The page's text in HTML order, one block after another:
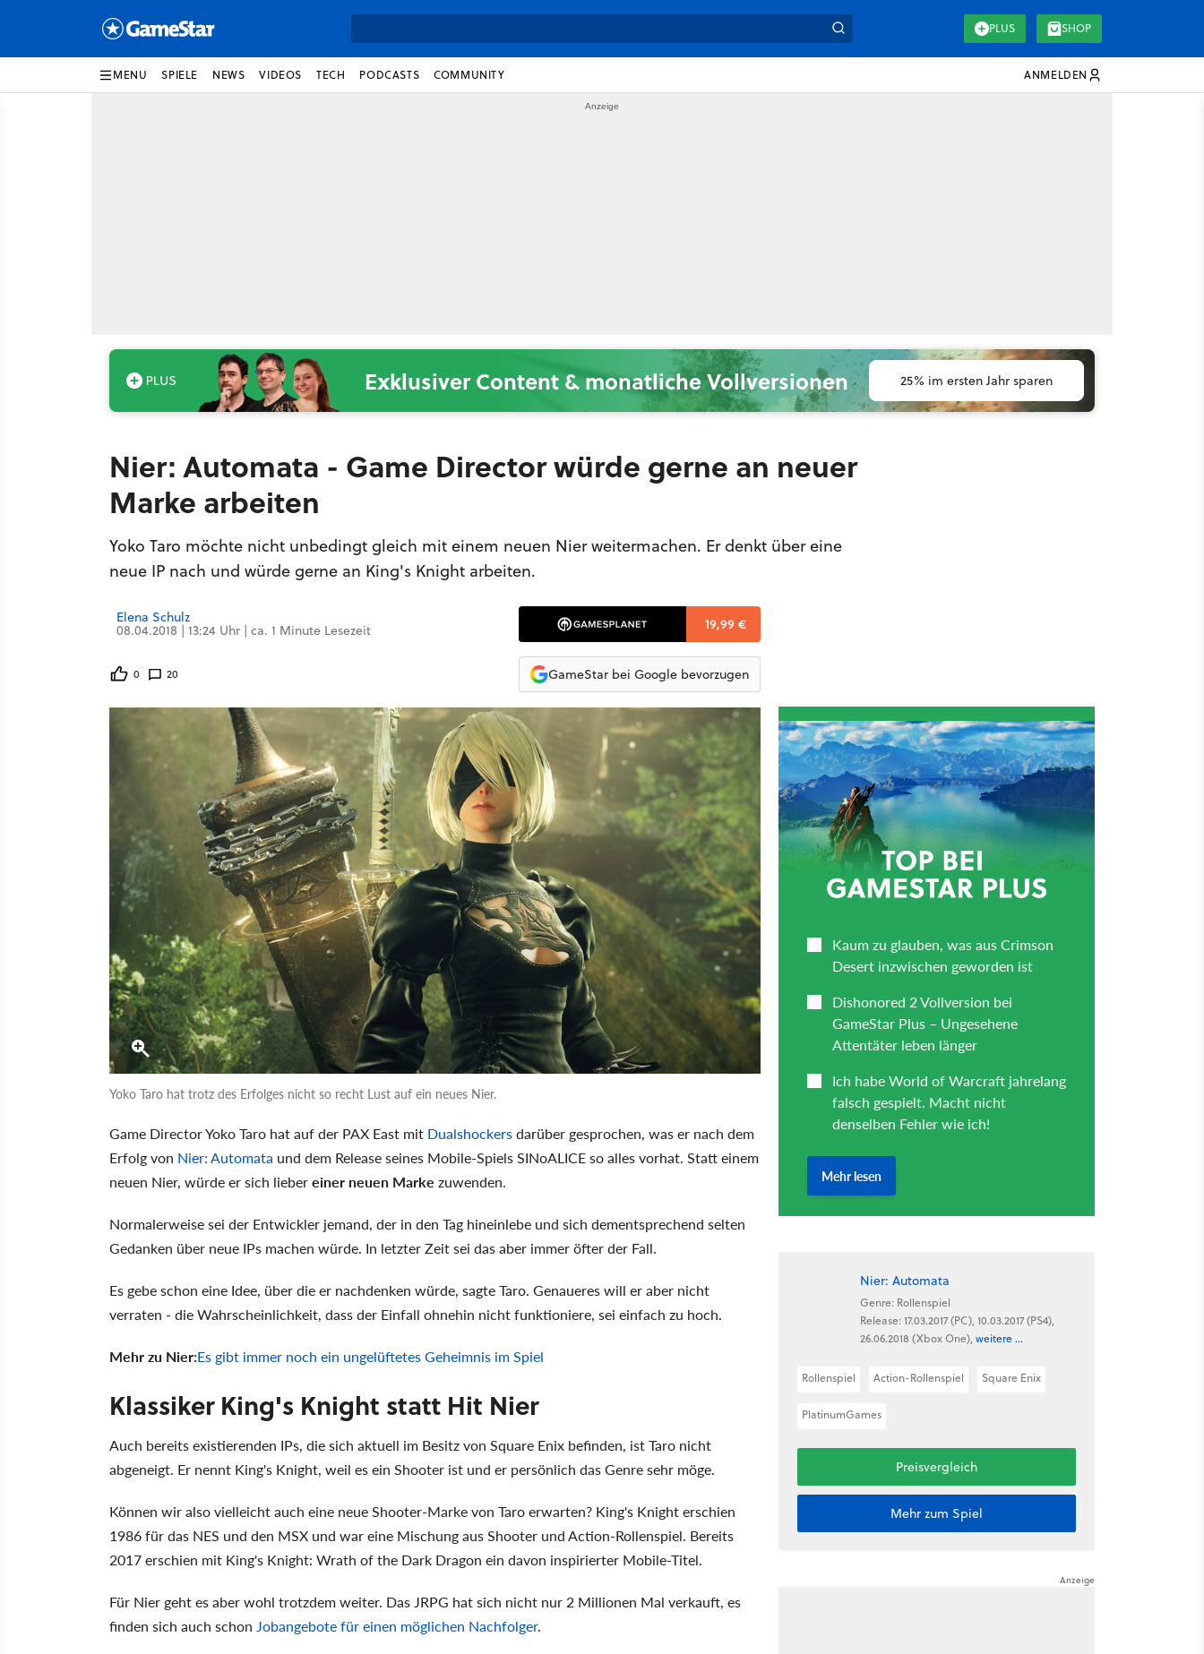
PLUS SHOP
MENU SPIELE NEWS VIDEOS TECH PODCASTS COMMUNITY ANMELDEN
Exklusiver Content & monatliche Vollversionen 25% im ersten Jahr sparen
Nier: Automata - Game Director würde gerne an neuer
Marke arbeiten
Yoko Taro möchte nicht unbedingt gleich mit einem neuen Nier weitermachen. Er denkt über eine
neue IP nach und würde gerne an King's Knight arbeiten.
Elena Schulz
08.04.2018 | 13:24 Uhr | ca. 1 Minute Lesezeit
0 20
19,99 €
GameStar bei Google bevorzugen
Yoko Taro hat trotz des Erfolges nicht so recht Lust auf ein neues Nier.
Game Director Yoko Taro hat auf der PAX East mit Dualshockersdarüber gesprochen, was er nach dem
Erfolg von Nier: Automata und dem Release seines Mobile-Spiels SINoALICE so alles vorhat. Statt einem
neuen Nier, würde er sich liebereiner neuen Marke zuwenden.
Normalerweise sei der Entwickler jemand, der in den Tag hineinlebe und sich dementsprechend selten
Gedanken über neue IPs machen würde. In letzter Zeit sei das aber immer öfter der Fall.
Es gebe schon eine Idee, über die er nachdenken würde, sagte Taro. Genaueres will er aber nicht
verraten - die Wahrscheinlichkeit, dass der Einfall ohnehin nicht funktioniere, sei einfach zu hoch.
Mehr zu Nier:Es gibt immer noch ein ungelüftetes Geheimnis im Spiel
Klassiker King's Knight statt Hit Nier
Auch bereits existierenden IPs, die sich aktuell im Besitz von Square Enix befinden, ist Taro nicht
abgeneigt. Er nennt King's Knight, weil es ein Shooter ist und er persönlich das Genre sehr möge.
Können wir also vielleicht auch eine neue Shooter-Marke von Taro erwarten? King's Knight erschien
1986 für das NES und den MSX und war eine Mischung aus Shooter und Action-Rollenspiel. Bereits
2017 erschien mit King's Knight: Wrath of the Dark Dragon ein davon inspirierter Mobile-Titel.
Für Nier geht es aber wohl trotzdem weiter. Das JRPG hat sich nicht nur 2 Millionen Mal verkauft, es
finden sich auch schon Jobangebote für einen möglichen Nachfolger.
Nier: Automata
Genre: Rollenspiel
Release: 17.03.2017 (PC), 10.03.2017 (PS4),
26.06.2018 (Xbox One), weitere ...
Rollenspiel Action-Rollenspiel Square Enix
PlatinumGames
Preisvergleich
Mehr zum Spiel